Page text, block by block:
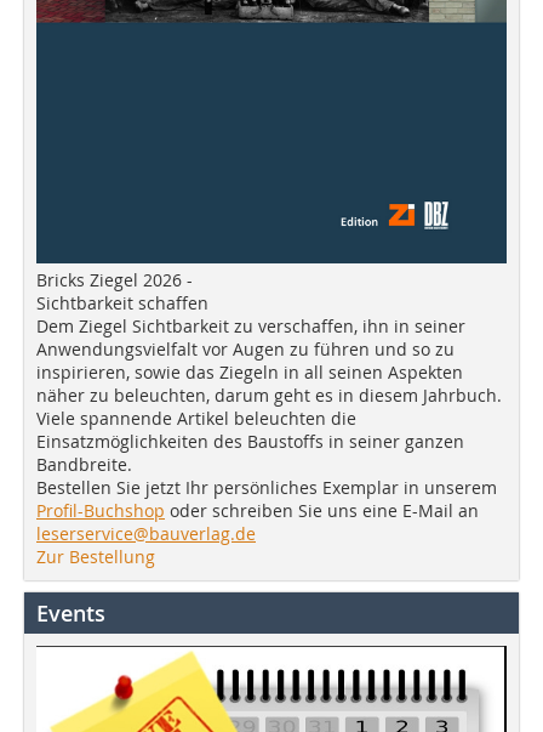
Bricks Ziegel 2026 -
Sichtbarkeit schaffen
Dem Ziegel Sichtbarkeit zu verschaffen, ihn in seiner
Anwendungsvielfalt vor Augen zu führen und so zu
inspirieren, sowie das Ziegeln in all seinen Aspekten
näher zu beleuchten, darum geht es in diesem Jahrbuch.
Viele spannende Artikel beleuchten die
Einsatzmöglichkeiten des Baustoffs in seiner ganzen
Bandbreite.
Bestellen Sie jetzt Ihr persönliches Exemplar in unserem
Profil-Buchshop oder schreiben Sie uns eine E-Mail an
leserservice@bauverlag.de
Zur Bestellung
Events